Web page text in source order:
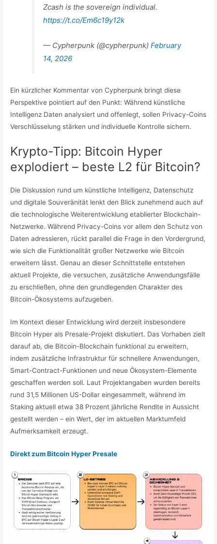
Zcash is the sovereign individual.
https://t.co/Em6c19y12k
— Cypherpunk (@cypherpunk)February
14, 2026
Ein kürzlicher Kommentar von Cypherpunk bringt diese
Perspektive pointiert auf den Punkt: Während künstliche
Intelligenz Daten analysiert und offenlegt, sollen Privacy-Coins
Verschlüsselung stärken und individuelle Kontrolle sichern.
Krypto-Tipp: Bitcoin Hyper
explodiert – beste L2 für Bitcoin?
Die Diskussion rund um künstliche Intelligenz, Datenschutz
und digitale Souveränität lenkt den Blick zunehmend auch auf
die technologische Weiterentwicklung etablierter Blockchain-
Netzwerke. Während Privacy-Coins vor allem den Schutz von
Daten adressieren, rückt parallel die Frage in den Vordergrund,
wie sich die Funktionalität großer Netzwerke wie Bitcoin
erweitern lässt. Genau an dieser Schnittstelle entstehen
aktuell Projekte, die versuchen, zusätzliche Anwendungsfälle
zu erschließen, ohne den grundlegenden Charakter des
Bitcoin-Ökosystems aufzugeben.
Im Kontext dieser Entwicklung wird derzeit insbesondere
Bitcoin Hyper als Presale-Projekt diskutiert. Das Vorhaben zielt
darauf ab, die Bitcoin-Blockchain funktional zu erweitern,
indem zusätzliche Infrastruktur für schnellere Anwendungen,
Smart-Contract-Funktionen und neue Ökosystem-Elemente
geschaffen werden soll. Laut Projektangaben wurden bereits
rund 31,5 Millionen US-Dollar eingesammelt, während im
Staking aktuell etwa 38 Prozent jährliche Rendite in Aussicht
gestellt werden – ein Wert, der im aktuellen Marktumfeld
Aufmerksamkeit erzeugt.
Direkt zum Bitcoin Hyper Presale